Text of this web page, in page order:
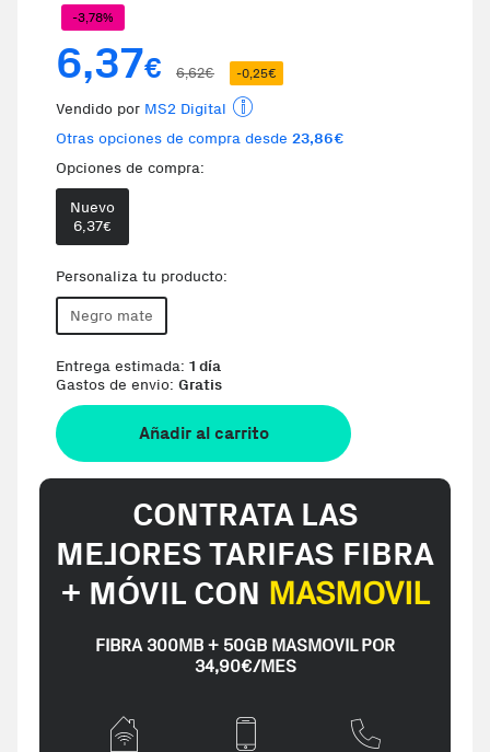
-3,78%
6,37€ 6,62€ -0,25€
Vendido por MS2 Digital
Otras opciones de compra desde 23,86€
Opciones de compra:
Nuevo
6,37€
Personaliza tu producto:
Negro mate
Entrega estimada: 1 día
Gastos de envio: Gratis
Añadir al carrito
CONTRATA LAS
MEJORES TARIFAS FIBRA
+ MÓVIL CON MASMOVIL
FIBRA 300MB + 50GB MASMOVIL POR
34,90€/MES